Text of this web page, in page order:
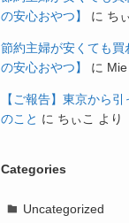
の安心おやつ】
に ち
節約主婦が安くても
の安心おやつ】
に Mie
【ご報告】東京から
のこと に ちぃこ より
Categories
Uncategorized